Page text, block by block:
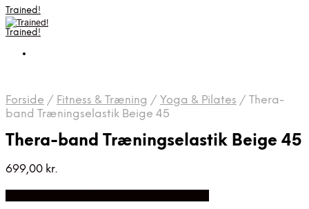
Trained!
Trained!
Forside / Fitness & Træning / Yoga & Pilates / Thera-
band Træningselastik Beige 45
Thera-band Træningselastik Beige 45
699,00 kr.